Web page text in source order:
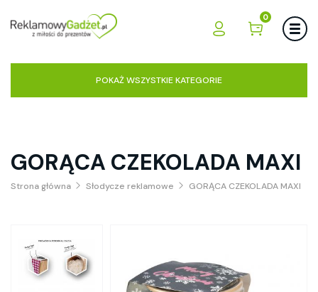
0
POKAŻ WSZYSTKIE KATEGORIE
GORĄCA CZEKOLADA MAXI
Strona główna Słodycze reklamowe GORĄCA CZEKOLADA MAXI